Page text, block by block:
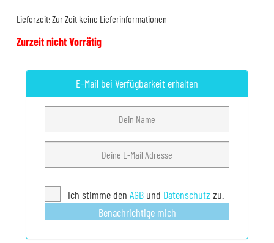
Lieferzeit:Zur Zeit keine Lieferinformationen
Zurzeit nicht Vorrätig
E-Mail bei Verfügbarkeit erhalten
Ich stimme denAGB und Datenschutz zu.
Benachrichtige mich